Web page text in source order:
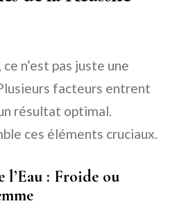
n’est pas juste une
facteurs entrent
résultat optimal.
ces éléments cruciaux.
l’Eau : Froide ou